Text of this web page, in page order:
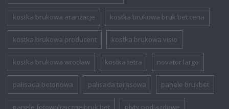
kostka brukowa aranżacje kostka brukowa bruk bet cena
kostka brukowa producent kostka brukowa visio
kostka brukowa wrocław kostka tetra novator largo
palisada betonowa palisada tarasowa panele brukbet
panele fotowoltaiczne bruk bet plyty podjazdowe